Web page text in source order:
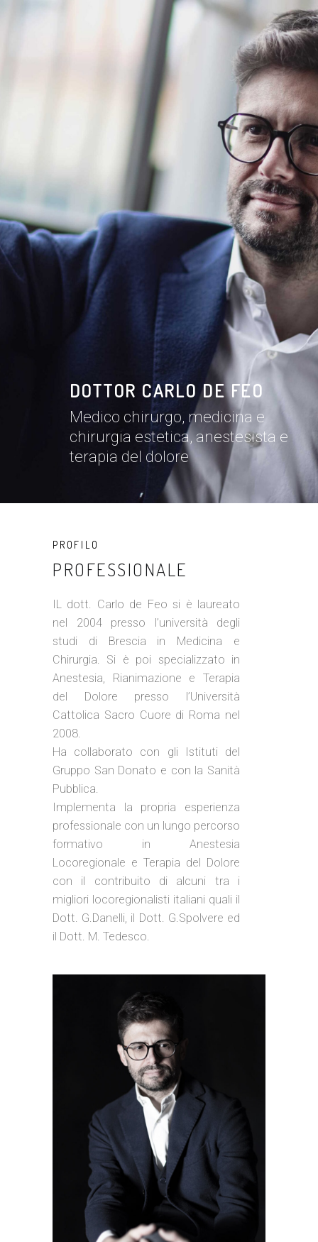
DOTTOR CARLO DE FEO
Medico chirurgo, medicina e
chirurgia estetica, anestesista e
terapia del dolore
PROFILO
PROFESSIONALE
IL dott. Carlo de Feo si è laureato
nel 2004 presso l’università degli
studi di Brescia in Medicina e
Chirurgia. Si è poi specializzato in
Anestesia, Rianimazione e Terapia
del Dolore presso l’Università
Cattolica Sacro Cuore di Roma nel
2008.
Ha collaborato con gli Istituti del
Gruppo San Donato e con la Sanità
Pubblica.
Implementa la propria esperienza
professionale con un lungo percorso
formativo in Anestesia
Locoregionale e Terapia del Dolore
con il contribuito di alcuni tra i
migliori locoregionalisti italiani quali il
Dott. G.Danelli, il Dott. G.Spolvere ed
il Dott. M. Tedesco.